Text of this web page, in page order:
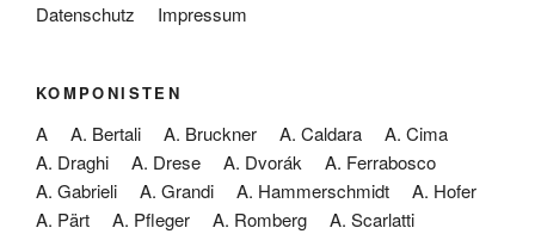
Datenschutz Impressum
KOMPONISTEN
A A. Bertali A. Bruckner A. Caldara
A. Cima
A. Draghi
A. Drese A. Dvorák
A. Ferrabosco
A. Gabrieli
A. Grandi A. Hammerschmidt
A. Hofer
A. Pärt
A. Pfleger A. Romberg
A. Scarlatti